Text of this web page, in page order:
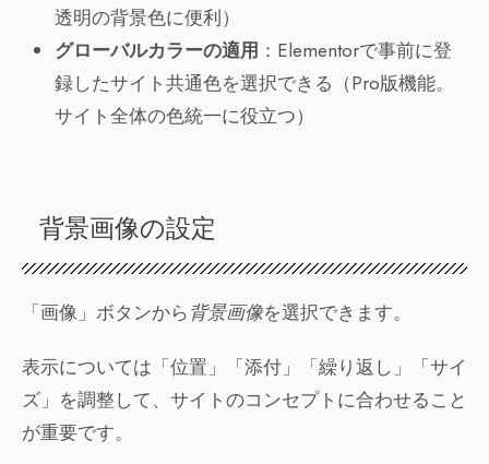
透明の背景色に便利）
グローバルカラーの適用 ：Elementorで事前に登
録したサイト共通色を選択できる（Pro版機能。
サイト全体の色統一に役立つ）
背景画像の設定
「画像」ボタンから背景画像を選択できます。
表示については「位置」「添付」「繰り返し」「サイ
ズ」を調整して、サイトのコンセプトに合わせること
が重要です。